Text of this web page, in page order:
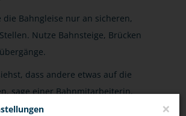
die Bahngleise nur an sicheren,
Nutze Bahnsteige, Brücken
dass andere etwas auf die
sage einer Bahnmitarbeiterin,
oder der Polizei
×